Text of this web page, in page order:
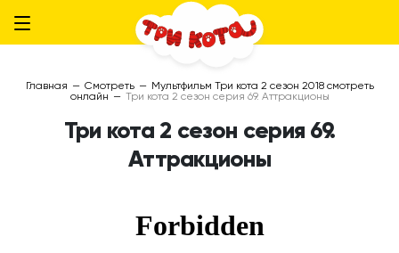
Главная — Смотреть — Мультфильм Три кота 2 сезон 2018 смотреть
онлайн — Три кота 2 сезон серия 69. Аттракционы
Три кота 2 сезон серия 69.
Аттракционы